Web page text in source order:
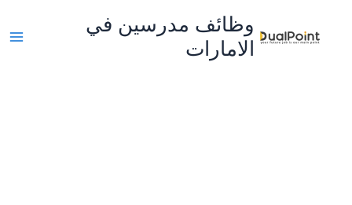
وظائف مدرسين في
الامارات